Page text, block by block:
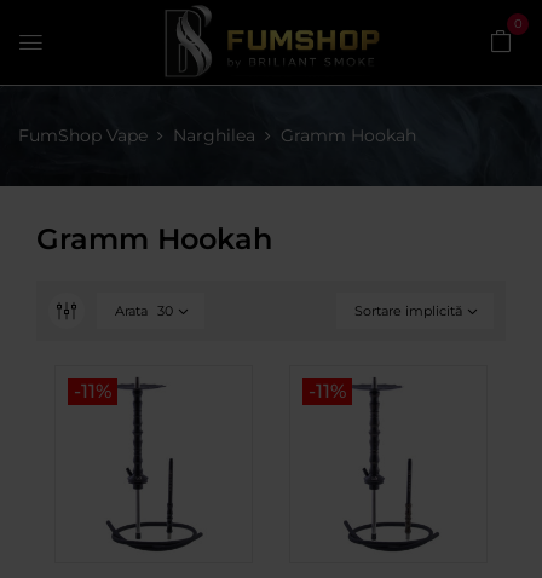
0
FumShop Vape Narghilea Gramm Hookah
Gramm Hookah
Sortare implicită
Arata 30
-11% -11%